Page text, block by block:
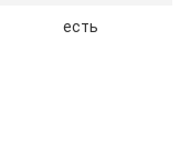
есть